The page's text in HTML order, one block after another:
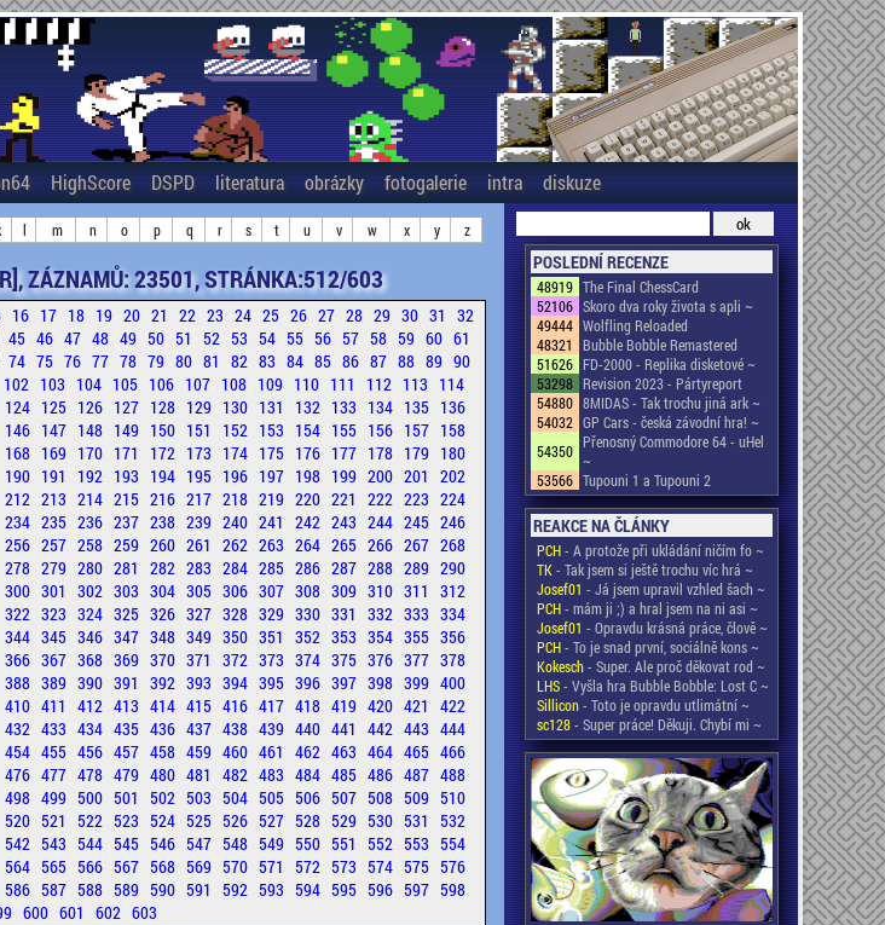
HighScore DSPD literatura obrázky fotogalerie intra diskuze
l m n o p q r s t u v w x y z
ZÁZNAMŮ: 23501, STRÁNKA:512/603
16 17 18 19 20 21 22 23 24 25 26 27 28 29 30 31 32
45 46 47 48 49 50 51 52 53 54 55 56 57 58 59 60 61
74 75 76 77 78 79 80 81 82 83 84 85 86 87 88 89 90
102 103 104 105 106 107 108 109 110 111 112 113 114
124 125 126 127 128 129 130 131 132 133 134 135 136
146 147 148 149 150 151 152 153 154 155 156 157 158
168 169 170 171 172 173 174 175 176 177 178 179 180
190 191 192 193 194 195 196 197 198 199 200 201 202
212 213 214 215 216 217 218 219 220 221 222 223 224
234 235 236 237 238 239 240 241 242 243 244 245 246
256 257 258 259 260 261 262 263 264 265 266 267 268
278 279 280 281 282 283 284 285 286 287 288 289 290
300 301 302 303 304 305 306 307 308 309 310 311 312
322 323 324 325 326 327 328 329 330 331 332 333 334
344 345 346 347 348 349 350 351 352 353 354 355 356
366 367 368 369 370 371 372 373 374 375 376 377 378
388 389 390 391 392 393 394 395 396 397 398 399 400
410 411 412 413 414 415 416 417 418 419 420 421 422
432 433 434 435 436 437 438 439 440 441 442 443 444
454 455 456 457 458 459 460 461 462 463 464 465 466
476 477 478 479 480 481 482 483 484 485 486 487 488
498 499 500 501 502 503 504 505 506 507 508 509 510
520 521 522 523 524 525 526 527 528 529 530 531 532
542 543 544 545 546 547 548 549 550 551 552 553 554
564 565 566 567 568 569 570 571 572 573 574 575 576
586 587 588 589 590 591 592 593 594 595 596 597 598
600 601 602 603
POSLEDNÍ RECENZE
48919 The Final ChessCard
52106 Skoro dva roky života s apli ~
49444 Wolfling Reloaded
48321
Bubble Bobble Remastered
51626 FD-2000 - Replika disketové ~
53298 Revision 2023 - Pártyreport
54880 8MIDAS - Tak trochu jiná ark ~
54032 GP Cars - česká závodní hra! ~
54350 Přenosný Commodore 64 - uHel
~
53566 Tupouni 1 a Tupouni 2
REAKCE NA ČLÁNKY
PCH- A protože při ukládání ničím fo ~
TK- Tak jsem si ještě trochu víc hrá ~
Josef01 - Já jsem upravil vzhled šach ~
PCH- mám ji ;) a hral jsem na ni asi ~
Josef01 - Opravdu krásná práce, člově ~
PCH- To je snad první, sociálně kons ~
Kokesch- Super. Ale proč děkovat rod ~
LHS- Vyšla hra Bubble Bobble: Lost C ~
Sillicon- Toto je opravdu utlimátní ~
sc128- Super práce! Děkuji. Chybí mi ~